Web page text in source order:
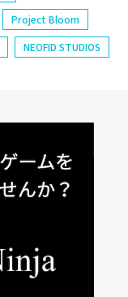
Project Bloom
NEOFID STUDIOS